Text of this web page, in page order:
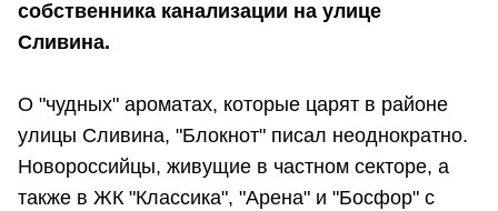
собственника канализации на улице
Сливина.
О "чудных" ароматах, которые царят в районе
улицы Сливина, "Блокнот" писал неоднократно.
Новороссийцы, живущие в частном секторе, а
также в ЖК "Классика", "Арена" и "Босфор" с